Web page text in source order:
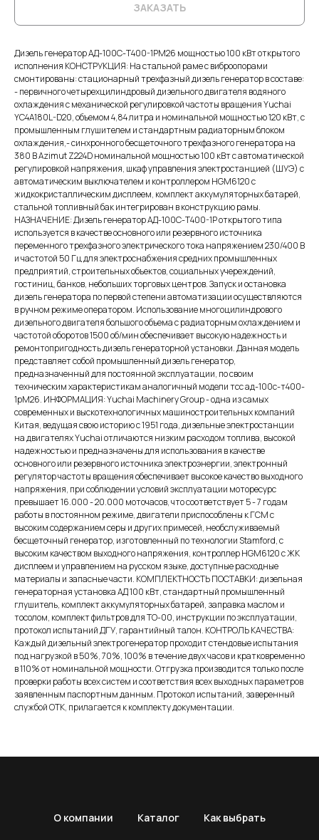
ЗАКАЗАТЬ
Дизель генератор АД-100С-Т400-1РМ26 мощностью 100 кВт открытого
исполнения КОНСТРУКЦИЯ: На стальной раме с виброопорами
смонтированы: стационарный трехфазный дизель генератор в составе:
- первичного четырехцилиндровый дизельного двигателя водяного
охлаждения с механической регулировкой частоты вращения Yuchai
YC4A180L-D20, объемом 4,84 литра и номинальной мощностью 120 кВт, с
промышленным глушителем и стандартным радиаторным блоком
охлаждения,- синхронного бесщеточного трехфазного генератора на
380 В Azimut Z224D номинальной мощностью 100 кВт c автоматической
регулировкой напряжения, шкаф управления электростанцией (ШУЭ) с
автоматическим выключателем и контроллером HGM6120 с
жидкокристаллическим дисплеем, комплект аккумуляторных батарей,
стальной топливный бак интегрирован в конструкцию рамы.
НАЗНАЧЕНИЕ: Дизель генератор АД-100С-Т400-1Р открытого типа
используется в качестве основного или резервного источника
переменного трехфазного электрического тока напряжением 230/400 В
и частотой 50 Гц для электроснабжения средних промышленных
предприятий, строительных объектов, социальных учереждений,
гостиниц, банков, небольших торговых центров. Запуск и остановка
дизель генератора по первой степени автоматизации осуществляются
в ручном режиме оператором. Использование многоцилиндрового
дизельного двигателя большого объема с радиаторным охлаждением и
частотой оборотов 1500 об/мин обеспечивает высокую надежность и
ремонтопригодность дизель генераторной установки. Данная модель
представляет собой промышленный дизель генератор,
предназначенный для постоянной эксплуатации, по своим
техническим характеристикам аналогичный модели тсс ад-100с-т400-
1рМ26. ИНФОРМАЦИЯ: Yuchai Machinery Group - одна из самых
современных и выскотехнологичных машиностроительных компаний
Китая, ведущая свою историю с 1951 года, дизельные электростанции
на двигателях Yuchai отличаются низким расходом топлива, высокой
надежностью и предназначены для использования в качестве
основного или резервного источника электроэнергии, электронный
регулятор частоты вращения обеспечивает высокое качество выходного
напряжения, при соблюдении условий эксплуатации моторесурс
превышает 16.000 - 20.000 моточасов, что соответствует 5 - 7 годам
работы в постоянном режиме, двигатели приспособлены к ГСМ с
высоким содержанием серы и других примесей, необслуживаемый
бесщеточный генератор, изготовленный по технологии Stamford, с
высоким качеством выходного напряжения, контроллер HGM6120 с ЖК
дисплеем и управлением на русском языке, доступные расходные
материалы и запасные части. КОМПЛЕКТНОСТЬ ПОСТАВКИ: дизельная
генераторная установка АД 100 кВт, стандартный промышленный
глушитель, комплект аккумуляторных батарей, заправка маслом и
тосолом, комплект фильтров для ТО-00, инструкции по эксплуатации,
протокол испытаний ДГУ, гарантийный талон. КОНТРОЛЬ КАЧЕСТВА:
Каждый дизельный электрогенератор проходит стендовые испытания
под нагрузкой в 50%, 70%, 100% в течение двух часов и кратковременно
в 110% от номинальной мощности. Отгрузка производится только после
проверки работы всех систем и соответствия всех выходных параметров
заявленным паспортным данным. Протокол испытаний, заверенный
службой ОТК, прилагается к комплекту документации.
О компании Каталог Как выбрать